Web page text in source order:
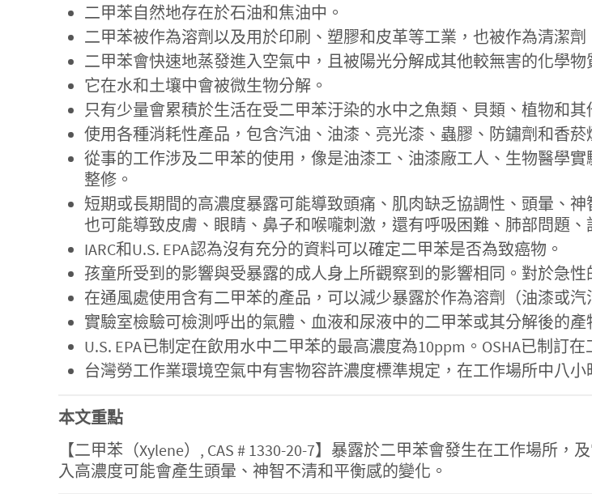
二甲苯自然地存在於石油和焦油中。
二甲苯被作為溶劑以及用於印刷、塑膠和皮革等工業，也被作為清潔劑
二甲苯會快速地蒸發進入空氣中，且被陽光分解成其他較無害的化學物
它在水和土壤中會被微生物分解。
只有少量會累積於生活在受二甲苯汙染的水中之魚類、貝類、植物和其
使用各種消耗性產品，包含汽油、油漆、亮光漆、蟲膠、防鏽劑和香
從事的工作涉及二甲苯的使用，像是油漆工、油漆廠工人、生物醫學
整修。
短期或長期間的高濃度暴露可能導致頭痛、肌肉缺乏協調性、頭暈、
也可能導致皮膚、眼睛、鼻子和喉嚨刺激，還有呼吸困難、肺部問題
IARC和U.S. EPA認為沒有充分的資料可以確定二甲苯是否為致癌物。
孩童所受到的影響與受暴露的成人身上所觀察到的影響相同。對於急
在通風處使用含有二甲苯的產品，可以減少暴露於作為溶劑（油漆或汽
實驗室檢驗可檢測呼出的氣體、血液和尿液中的二甲苯或其分解後的產
U.S. EPA已制定在飲用水中二甲苯的最高濃度為10ppm。OSHA已制訂
台灣勞工作業環境空氣中有害物容許濃度標準規定，在工作場所中八小
本文重點
【二甲苯（Xylene）, CAS # 1330-20-7】暴露於二甲苯會發生在工作場所
入高濃度可能會產生頭暈、神智不清和平衡感的變化。